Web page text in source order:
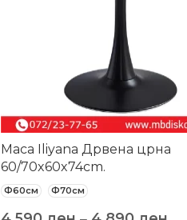
Маса Iliyana Дрвена црна
60/70x60x74cm.
Ф60см Ф70см